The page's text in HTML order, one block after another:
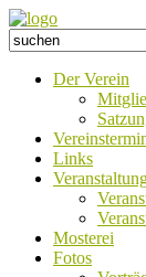
Der Verein
Links
Mosterei
Fotos